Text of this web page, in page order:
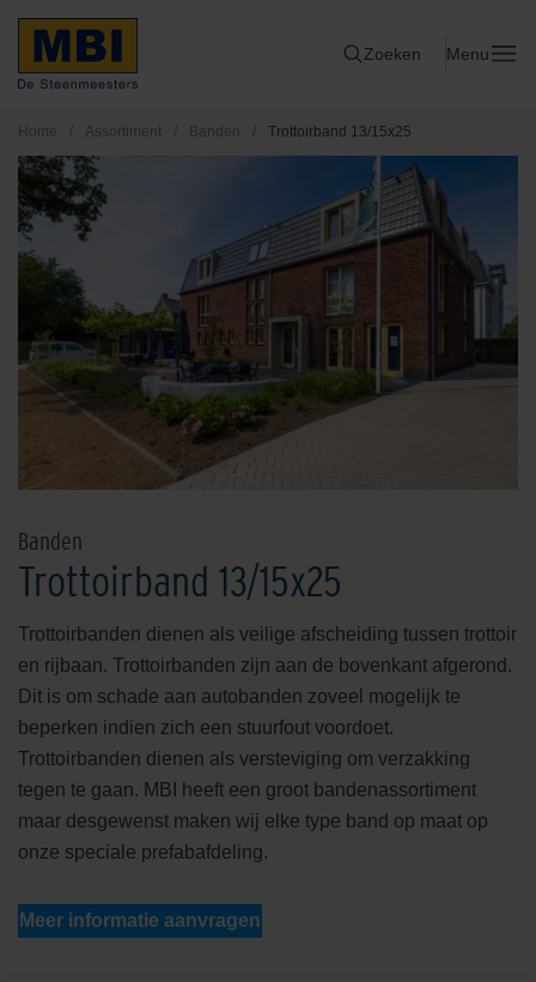
Zoeken Menu
Home / Assortiment / Banden / Trottoirband 13/15x25
Banden
Trottoirband 13/15x25
Trottoirbanden dienen als veilige afscheiding tussen trottoir
en rijbaan. Trottoirbanden zijn aan de bovenkant afgerond.
Dit is om schade aan autobanden zoveel mogelijk te
beperken indien zich een stuurfout voordoet.
Trottoirbanden dienen als versteviging om verzakking
tegen te gaan. MBI heeft een groot bandenassortiment
maar desgewenst maken wij elke type band op maat op
onze speciale prefabafdeling.
Meer informatie aanvragen